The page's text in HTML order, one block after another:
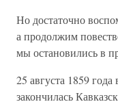
Но достаточно
а продолжим
мы остановились в
25 августа 1859
закончилась